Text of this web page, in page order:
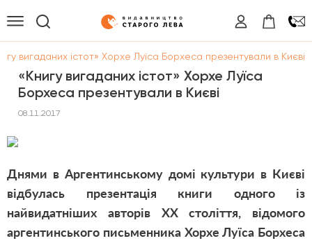
вигаданих істот» Хорхе Луїса Борхеса презентували в Києві
«Книгу вигаданих істот» Хорхе Луїса
Борхеса презентували в Києві
08.11.2017
Днями в Аргентинському домі культури в Києві
відбулась презентація книги одного із
найвидатніших авторів ХХ століття, відомого
аргентинського письменника Хорхе Луїса Борхеса